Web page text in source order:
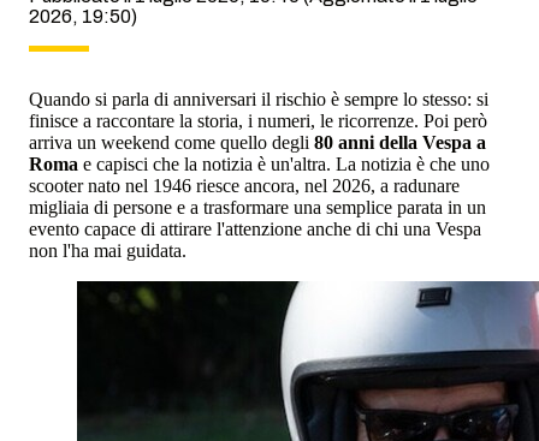
2026, 19:50)
Quando si parla di anniversari il rischio è sempre lo stesso: si
finisce a raccontare la storia, i numeri, le ricorrenze. Poi però
arriva un weekend come quello degli 80 anni della Vespa a
Roma e capisci che la notizia è un'altra. La notizia è che uno
scooter nato nel 1946 riesce ancora, nel 2026, a radunare
migliaia di persone e a trasformare una semplice parata in un
evento capace di attirare l'attenzione anche di chi una Vespa
non l'ha mai guidata.